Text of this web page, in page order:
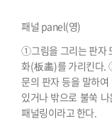
패널 panel(영)
①그림을 그리는 판자
화(板畵)를 가리킨다.
문의 판자 등을 말하
있거나 밖으로 불쑥
패널링이라고 한다.